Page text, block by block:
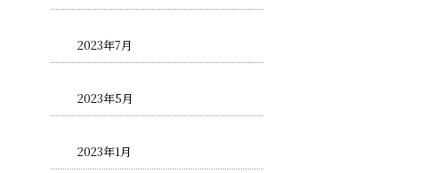
2023年7月
2023年5月
2023年1月